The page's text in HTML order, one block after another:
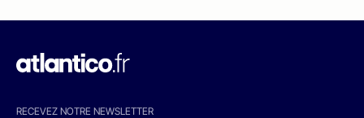
RECEVEZ NOTRE NEWSLETTER